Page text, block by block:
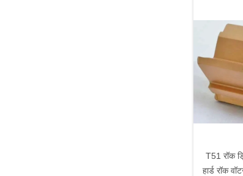
T51 रॉक
हार्ड रॉक